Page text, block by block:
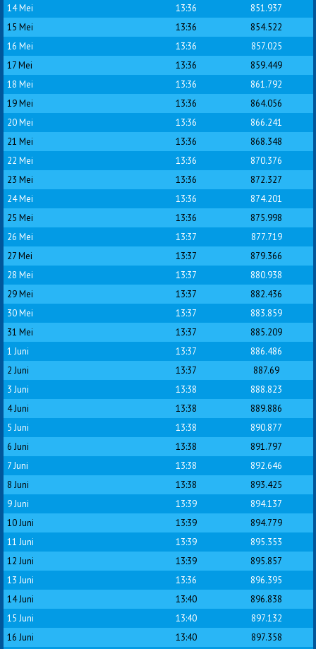
14 Mei
13:36
851.937
15 Mei
13:36
854.522
16 Mei
13:36
857.025
17 Mei
13:36
859.449
18 Mei
13:36
861.792
19 Mei
13:36
864.056
20 Mei
13:36
866.241
21 Mei
13:36
868.348
22 Mei
13:36
870.376
23 Mei
13:36
872.327
24 Mei
13:36
874.201
25 Mei
13:36
875.998
26 Mei
13:37
877.719
27 Mei
13:37
879.366
28 Mei
13:37
880.938
29 Mei
13:37
882.436
30 Mei
13:37
883.859
31 Mei
13:37
885.209
1 Juni
13:37
886.486
2 Juni
13:37
887.69
3 Juni
13:38
888.823
4 Juni
13:38
889.886
5 Juni
13:38
890.877
6 Juni
13:38
891.797
7 Juni
13:38
892.646
8 Juni
13:38
893.425
9 Juni
13:39
894.137
10 Juni
13:39
894.779
11 Juni
13:39
895.353
12 Juni
13:39
895.857
13 Juni
13:36
896.395
14 Juni
13:40
896.838
15 Juni
13:40
897.132
16 Juni
13:40 897.358